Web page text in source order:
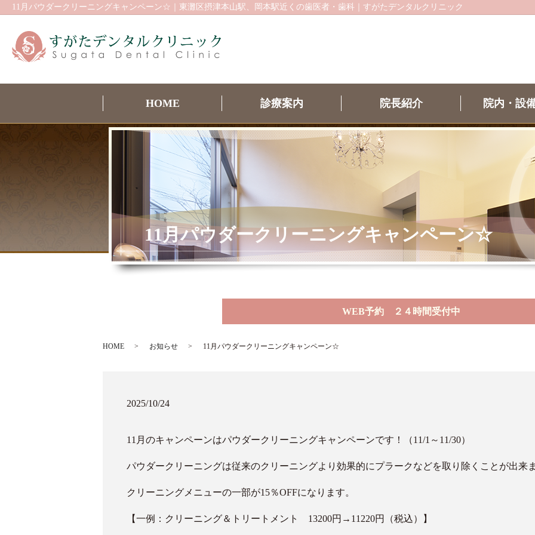
11月パウダークリーニングキャンペーン☆｜東灘区摂津本山駅、岡本駅近くの歯医者・歯科｜すがたデンタルクリニック
HOME 診療案内 院長紹介 院内・設
11月パウダークリーニングキャンペーン☆
WEB予約 ２４時間受付中
HOME お知らせ 11月パウダークリーニングキャンペーン☆
2025/10/24
11月のキャンペーンはパウダークリーニングキャンペーンです！（11/1～11/30）
パウダークリーニングは従来のクリーニングより効果的にプラークなどを取り除くことが出来
クリーニングメニューの一部が15％OFFになります。
【一例：クリーニング＆トリートメント 13200円→11220円（税込）】